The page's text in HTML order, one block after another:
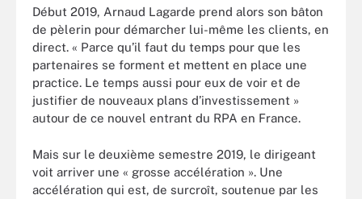
Début 2019, Arnaud Lagarde prend alors son bâton
de pèlerin pour démarcher lui-même les clients, en
direct. « Parce qu’il faut du temps pour que les
partenaires se forment et mettent en place une
practice. Le temps aussi pour eux de voir et de
justifier de nouveaux plans d’investissement »
autour de ce nouvel entrant du RPA en France.
Mais sur le deuxième semestre 2019, le dirigeant
voit arriver une « grosse accélération ». Une
accélération qui est, de surcroît, soutenue par les